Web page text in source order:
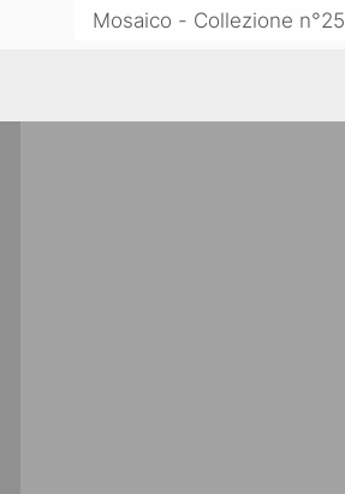
Mosaico - Collezione n°25